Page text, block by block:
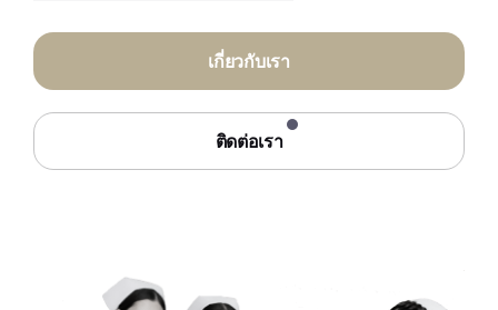
เกี่ยวกับเรา
ติดต่อเรา